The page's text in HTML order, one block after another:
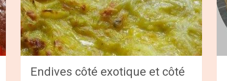
Endives côté exotique et côté